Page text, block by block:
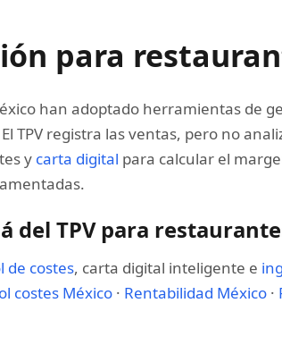
para
han adoptado herramientas de
TPV registra las ventas, pero no
y carta digital para calcular el
del TPV para
de costes, carta digital inteligente e
costes México · Rentabilidad México ·